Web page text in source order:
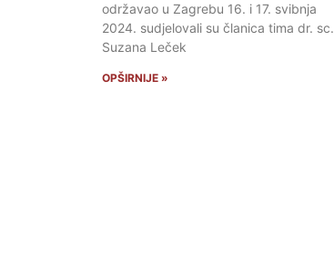
održavao u Zagrebu 16. i 17. svibnja
2024. sudjelovali su članica tima dr. sc.
Suzana Leček
OPŠIRNIJE »